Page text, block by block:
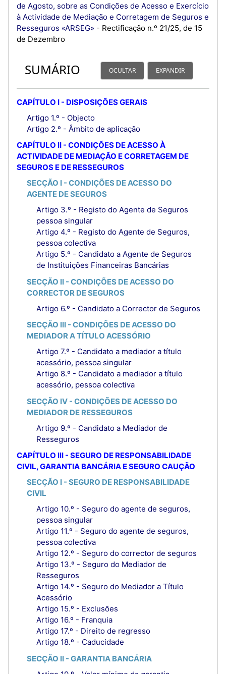
de Agosto, sobre as Condições de Acesso e Exercício
à Actividade de Mediação e Corretagem de Seguros e
Resseguros «ARSEG» - Rectificação n.º 21/25, de 15
de Dezembro
SUMÁRIO OCULTAR EXPANDIR
CAPÍTULO I - DISPOSIÇÕES GERAIS
Artigo 1.º - Objecto
Artigo 2.º - Âmbito de aplicação
CAPÍTULO II - CONDIÇÕES DE ACESSO À
ACTIVIDADE DE MEDIAÇÃO E CORRETAGEM DE
SEGUROS E DE RESSEGUROS
SECÇÃO I - CONDIÇÕES DE ACESSO DO
AGENTE DE SEGUROS
Artigo 3.º - Registo do Agente de Seguros
pessoa singular
Artigo 4.º - Registo do Agente de Seguros,
pessoa colectiva
Artigo 5.º - Candidato a Agente de Seguros
de Instituições Financeiras Bancárias
SECÇÃO II - CONDIÇÕES DE ACESSO DO
CORRECTOR DE SEGUROS
Artigo 6.º - Candidato a Corrector de Seguros
SECÇÃO III - CONDIÇÕES DE ACESSO DO
MEDIADOR A TÍTULO ACESSÓRIO
Artigo 7.º - Candidato a mediador a título
acessório, pessoa singular
Artigo 8.º - Candidato a mediador a título
acessório, pessoa colectiva
SECÇÃO IV - CONDIÇÕES DE ACESSO DO
MEDIADOR DE RESSEGUROS
Artigo 9.º - Candidato a Mediador de
Resseguros
CAPÍTULO III - SEGURO DE RESPONSABILIDADE
CIVIL, GARANTIA BANCÁRIA E SEGURO CAUÇÃO
SECÇÃO I - SEGURO DE RESPONSABILIDADE
CIVIL
Artigo 10.º - Seguro do agente de seguros,
pessoa singular
Artigo 11.º - Seguro do agente de seguros,
pessoa colectiva
Artigo 12.º - Seguro do corrector de seguros
Artigo 13.º - Seguro do Mediador de
Resseguros
Artigo 14.º - Seguro do Mediador a Título
Acessório
Artigo 15.º - Exclusões
Artigo 16.º - Franquia
Artigo 17.º - Direito de regresso
Artigo 18.º - Caducidade
SECÇÃO II - GARANTIA BANCÁRIA